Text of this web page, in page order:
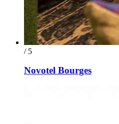
/ 5
Novotel Bourges